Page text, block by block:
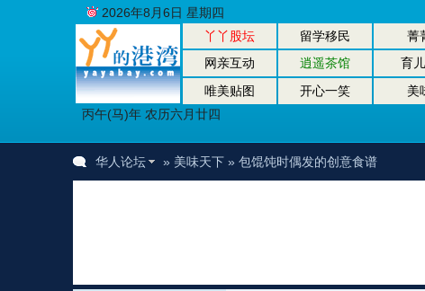
丫丫股坛 留学移民 菁
网亲互动
逍遥茶馆 育
唯美贴图
开心一笑 美
丙午(马)年 农历六月廿四
2026年8月6日 星期四
华人论坛 » 美味天下» 包馄饨时偶发的创意食谱